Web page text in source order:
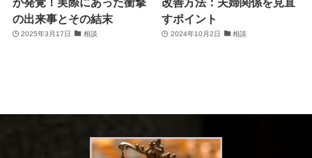
の出来事とその結末
2025年3月17日 相談
すポイント
2024年10月2日 相談